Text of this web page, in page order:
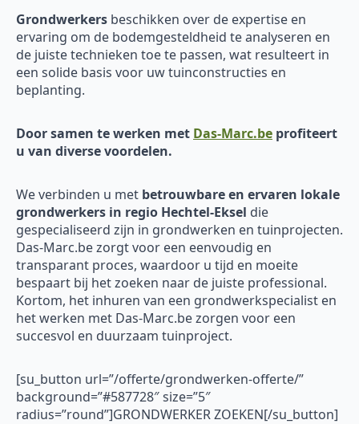
Grondwerkers beschikken over de expertise en
ervaring om de bodemgesteldheid te analyseren en
de juiste technieken toe te passen, wat resulteert in
een solide basis voor uw tuinconstructies en
beplanting.
Door samen te werken met Das-Marc.be profiteert
u van diverse voordelen.
We verbinden u met betrouwbare en ervaren lokale
grondwerkers in regio Hechtel-Eksel die
gespecialiseerd zijn in grondwerken en tuinprojecten.
Das-Marc.be zorgt voor een eenvoudig en
transparant proces, waardoor u tijd en moeite
bespaart bij het zoeken naar de juiste professional.
Kortom, het inhuren van een grondwerkspecialist en
het werken met Das-Marc.be zorgen voor een
succesvol en duurzaam tuinproject.
[su_button url=”/offerte/grondwerken-offerte/”
background=”#587728″ size=”5″
radius=”round”]GRONDWERKER ZOEKEN[/su_button]